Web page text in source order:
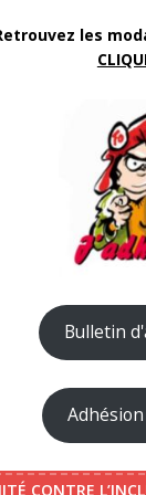
les
Bulletin
CONTRE